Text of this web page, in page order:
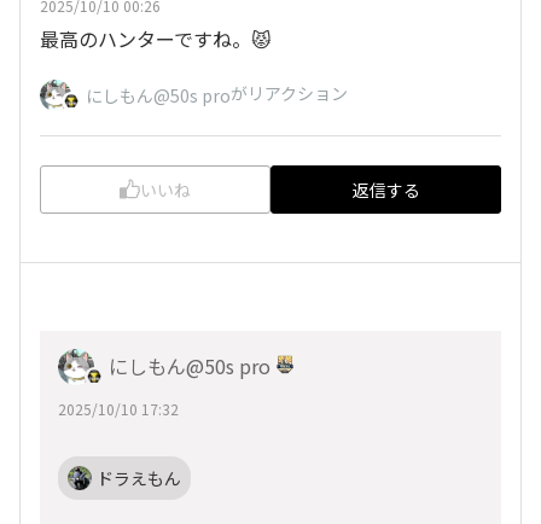
2025/10/10 00:26
最高のハンターですね。😾
にしもん@50s proがリアクション
いいね 返信する
にしもん@50s pro
2025/10/10 17:32
ドラえもん